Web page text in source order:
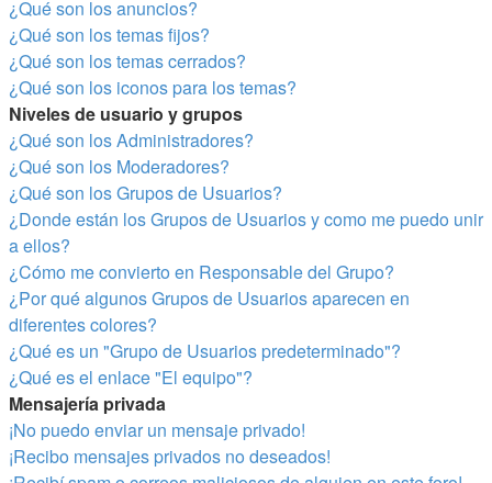
¿Qué son los anuncios?
¿Qué son los temas fijos?
¿Qué son los temas cerrados?
¿Qué son los iconos para los temas?
Niveles de usuario y grupos
¿Qué son los Administradores?
¿Qué son los Moderadores?
¿Qué son los Grupos de Usuarios?
¿Donde están los Grupos de Usuarios y como me puedo unir
a ellos?
¿Cómo me convierto en Responsable del Grupo?
¿Por qué algunos Grupos de Usuarios aparecen en
diferentes colores?
¿Qué es un "Grupo de Usuarios predeterminado"?
¿Qué es el enlace "El equipo"?
Mensajería privada
¡No puedo enviar un mensaje privado!
¡Recibo mensajes privados no deseados!